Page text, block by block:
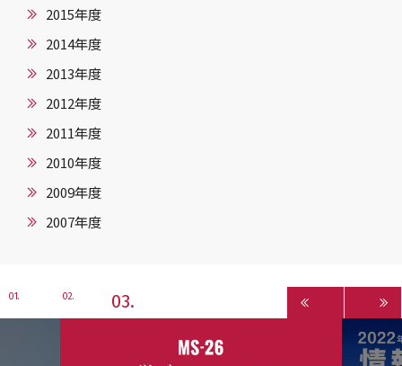
2015年度
2014年度
2013年度
2012年度
2011年度
2010年度
2009年度
2007年度
1 2 3